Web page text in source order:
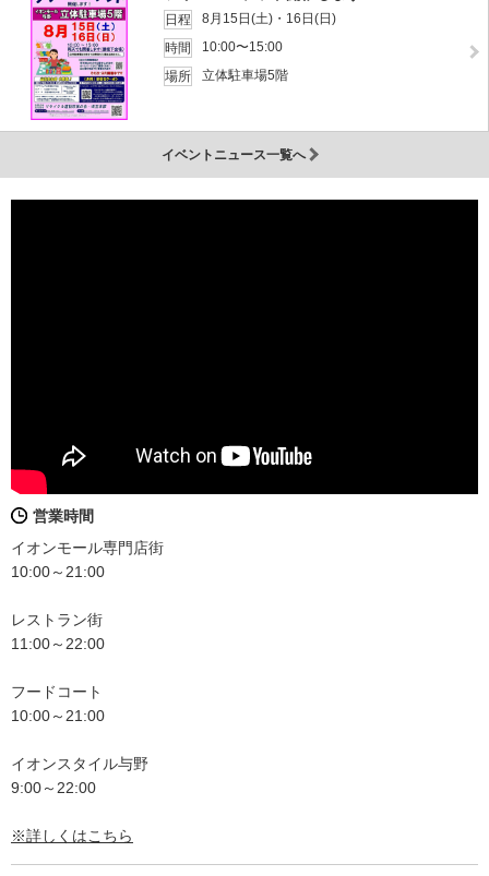
日程
8月15日(土)・16日(日)
時間
10:00〜15:00
場所
立体駐車場5階
イベントニュース一覧へ
営業時間
イオンモール専門店街
10:00～21:00
レストラン街
11:00～22:00
フードコート
10:00～21:00
イオンスタイル与野
9:00～22:00
※詳しくはこちら